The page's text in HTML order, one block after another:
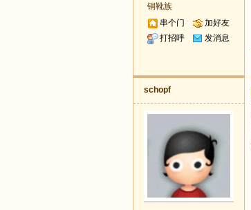
铜靴族
串个门
加好友
打招呼
发消息
schopf